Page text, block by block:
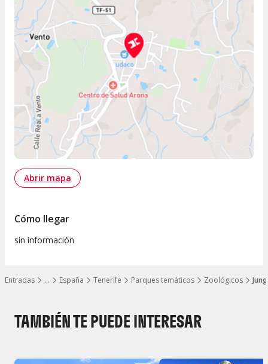
…
Mostrar todos los niveles
Entradas España Tenerife Parques temáticos Zoológicos
Abrir mapa
Cómo llegar
sin información
TAMBIÉN TE PUEDE INTERESAR